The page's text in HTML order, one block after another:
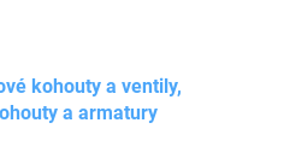
kohouty a ventily,
a armatury